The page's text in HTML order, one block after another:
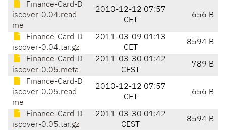
Finance-Card-D
iscover-0.04.read
me
2010-12-12 07:57
CET
656 B
Finance-Card-D
iscover-0.04.tar.gz
2011-03-09 01:13
CET
8594 B
Finance-Card-D
iscover-0.05.meta
2011-03-30 01:42
CEST
789 B
Finance-Card-D
iscover-0.05.read
me
2010-12-12 07:57
CET
656 B
Finance-Card-D
iscover-0.05.tar.gz
2011-03-30 01:42
CEST
8594 B